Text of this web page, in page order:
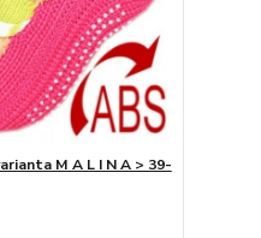
M A L I N A > 39-